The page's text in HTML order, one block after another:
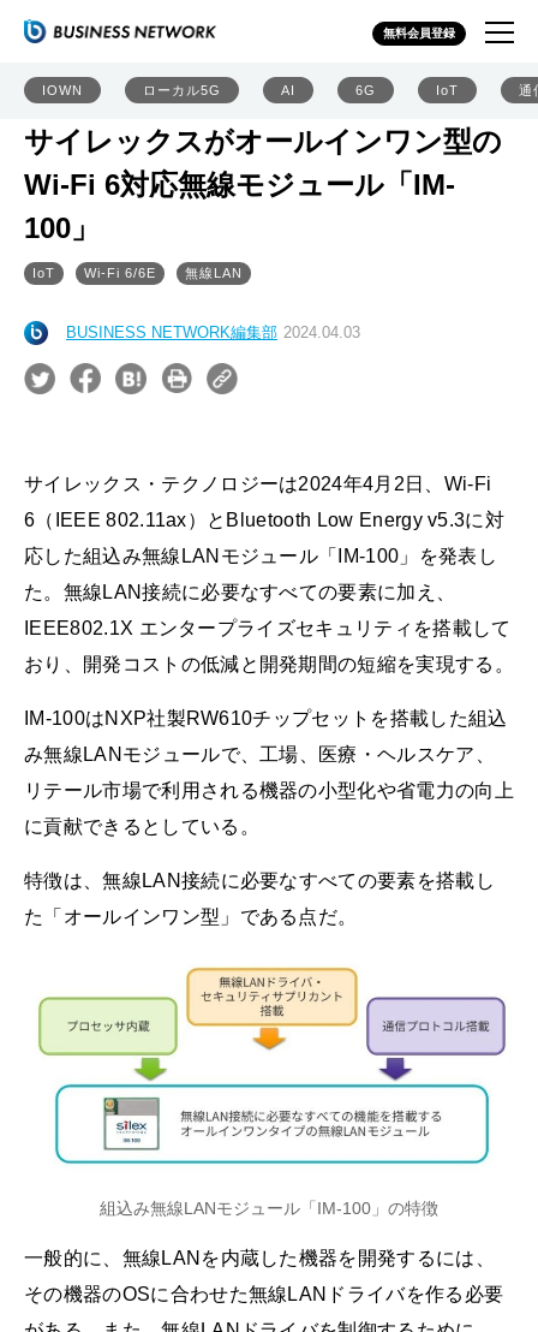
無料会員登録
IOWN ローカル5G AI 6G IoT 通
サイレックスがオールインワン型の
Wi-Fi 6対応無線モジュール「IM-
100」
IoT Wi-Fi 6/6E 無線LAN
BUSINESS NETWORK編集部 2024.04.03
サイレックス・テクノロジーは2024年4月2日、Wi-Fi
6（IEEE 802.11ax）とBluetooth Low Energy v5.3に対
応した組込み無線LANモジュール「IM-100」を発表し
た。無線LAN接続に必要なすべての要素に加え、
IEEE802.1X エンタープライズセキュリティを搭載して
おり、開発コストの低減と開発期間の短縮を実現する。
IM-100はNXP社製RW610チップセットを搭載した組込
み無線LANモジュールで、工場、医療・ヘルスケア、
リテール市場で利用される機器の小型化や省電力の向上
に貢献できるとしている。
特徴は、無線LAN接続に必要なすべての要素を搭載し
た「オールインワン型」である点だ。
組込み無線LANモジュール「IM-100」の特徴
一般的に、無線LANを内蔵した機器を開発するには、
その機器のOSに合わせた無線LANドライバを作る必要